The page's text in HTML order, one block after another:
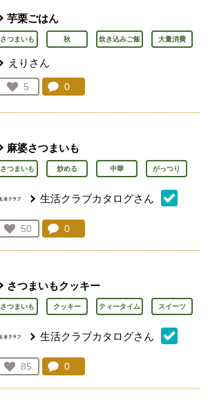
芋栗ごはん
さつまいも 秋 炊き込みご飯 大量消費
えりさん
お気に入り登録：
5
人が登録
コメント：
0
麻婆さつまいも
さつまいも 炒める 中華 がっつり
生活クラブカタログさん
お気に入り登録：
50
人が登録
コメント：
0
さつまいもクッキー
さつまいも クッキー ティータイム スイーツ
生活クラブカタログさん
お気に入り登録：
85
人が登録
コメント：
0